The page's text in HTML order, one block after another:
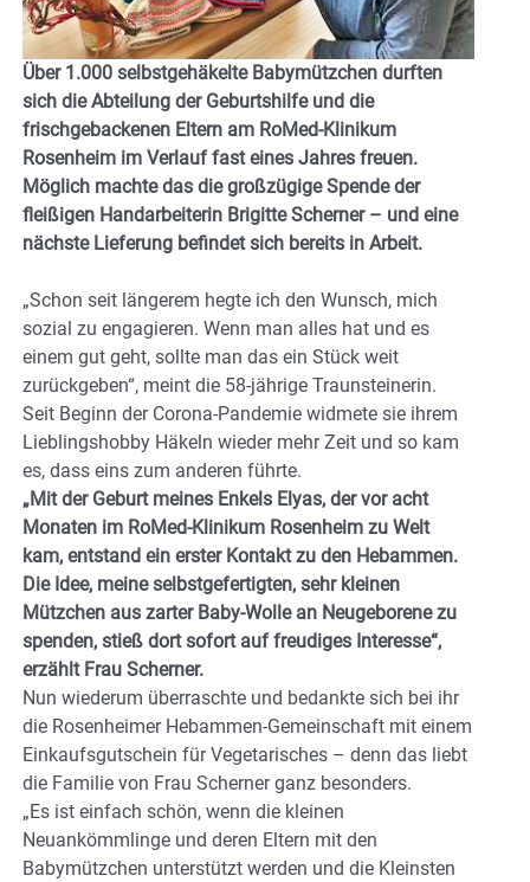
Über 1.000 selbstgehäkelte Babymützchen durften
sich die Abteilung der Geburtshilfe und die
frischgebackenen Eltern am RoMed-Klinikum
Rosenheim im Verlauf fast eines Jahres freuen.
Möglich machte das die großzügige Spende der
fleißigen Handarbeiterin Brigitte Scherner – und eine
nächste Lieferung befindet sich bereits in Arbeit.
„Schon seit längerem hegte ich den Wunsch, mich
sozial zu engagieren. Wenn man alles hat und es
einem gut geht, sollte man das ein Stück weit
zurückgeben“, meint die 58-jährige Traunsteinerin.
Seit Beginn der Corona-Pandemie widmete sie ihrem
Lieblingshobby Häkeln wieder mehr Zeit und so kam
es, dass eins zum anderen führte.
„Mit der Geburt meines Enkels Elyas, der vor acht
Monaten im RoMed-Klinikum Rosenheim zu Welt
kam, entstand ein erster Kontakt zu den Hebammen.
Die Idee, meine selbstgefertigten, sehr kleinen
Mützchen aus zarter Baby-Wolle an Neugeborene zu
spenden, stieß dort sofort auf freudiges Interesse“,
erzählt Frau Scherner.
Nun wiederum überraschte und bedankte sich bei ihr
die Rosenheimer Hebammen-Gemeinschaft mit einem
Einkaufsgutschein für Vegetarisches – denn das liebt
die Familie von Frau Scherner ganz besonders.
„Es ist einfach schön, wenn die kleinen
Neuankömmlinge und deren Eltern mit den
Babymützchen unterstützt werden und die Kleinsten